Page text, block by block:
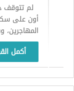
لم تتوقف
أون على
أكمل